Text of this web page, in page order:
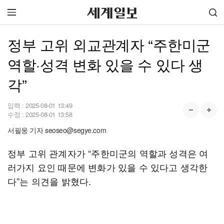
정부 고위 외교관계자 “주한미군
역할·성격 변화 있을 수 있다 생
각”
입력 : 2025-08-01 13:49
수정 : 2025-08-01 13:58
서필웅 기자 seoseo@segye.com
정부 고위 관계자가 “주한미군의 역할과 성격은 여
러가지 요인 때문에 변화가 있을 수 있다고 생각한
다”는 의견을 밝혔다.